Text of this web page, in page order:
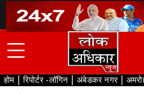
content
होम रिपोर्टर -लॉगिन अंबेडकर नगर